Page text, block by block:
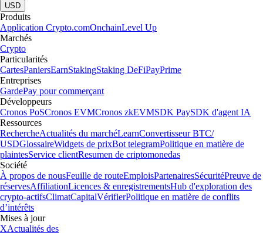
USD
Produits
Application Crypto.comOnchainLevel Up
Marchés
Crypto
Particularités
CartesPaniersEarnStakingStaking DeFiPayPrime
Entreprises
GardePay pour commerçant
Développeurs
Cronos PoSCronos EVMCronos zkEVMSDK PaySDK d'agent IA
Ressources
RechercheActualités du marchéLearnConvertisseur BTC/
USDGlossaireWidgets de prixBot telegramPolitique en matière de
plaintesService clientResumen de criptomonedas
Société
À propos de nousFeuille de routeEmploisPartenairesSécuritéPreuve de
réservesAffiliationLicences & enregistrementsHub d'exploration des
crypto-actifsClimatCapitalVérifierPolitique en matière de conflits
d’intérêts
Mises à jour
XActualités des